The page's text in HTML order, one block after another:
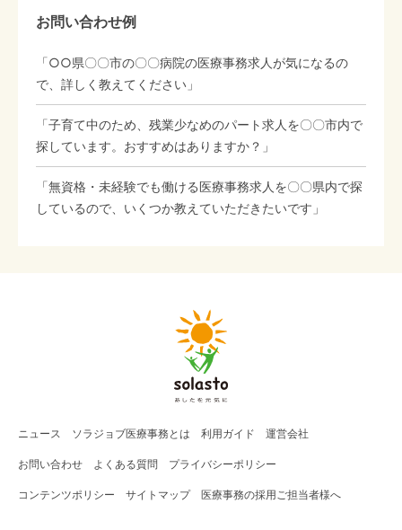
お問い合わせ例
「○○県〇〇市の〇〇病院の医療事務求人が気になるの
で、詳しく教えてください」
「子育て中のため、残業少なめのパート求人を〇〇市内で
探しています。おすすめはありますか？」
「無資格・未経験でも働ける医療事務求人を〇〇県内で探
しているので、いくつか教えていただきたいです」
ニュース ソラジョブ医療事務 とは 利用ガイド 運営会社
お問い合わせ よくある質問 プライバシーポリシー
コンテンツポリシー サイトマップ 医療事務の採用ご担当者様へ